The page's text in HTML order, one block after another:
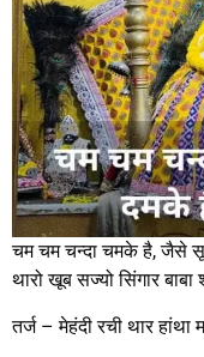
चम चम चन्दा चमके है, जैसे
थारो खूब सज्यो सिंगार बाबा
तर्ज – मेहंदी रची थार हांथा